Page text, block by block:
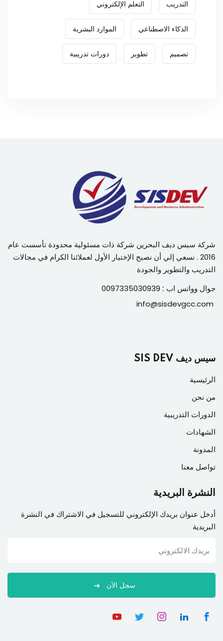
التدريب التعلم الإلكتروني
الذكاء الاصطناعي الموارد البشرية
تصميم تطوير دورات تدريبية
شركة سيس ديف البحرين شركة ذات مسئولية محدودة تأسست عام
2016 . نسعي إلي أن نصبح الإختيار الأول لعملائنا الكرام في مجالات
التدريب والتطوير والجودة
جوال وواتس اب :
info@sisdevgcc.com
سيس ديف SIS DEV
الرئيسية
من نحن
الدورات التدريبية
الشهادات
المدونة
تواصل معنا
النشرة البريدية
أدخل عنوان بريدك الإلكتروني للتسجيل في الاشتراك في النشرة
البريدية
سجل الآن